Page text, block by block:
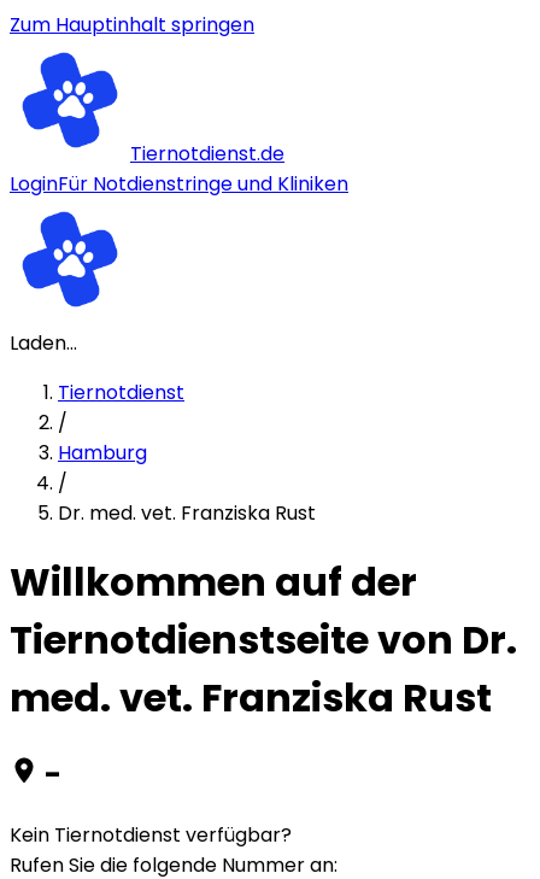
Zum Hauptinhalt springen
Tiernotdienst.de
LoginFür Notdienstringe und Kliniken
Laden...
Tiernotdienst
/
Hamburg
/
Dr. med. vet. Franziska Rust
Willkommen auf der
Tiernotdienstseite von Dr.
med. vet. Franziska Rust
-
Kein Tiernotdienst verfügbar?
Rufen Sie die folgende Nummer an: